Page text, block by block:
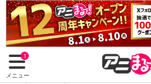
1
メニュー